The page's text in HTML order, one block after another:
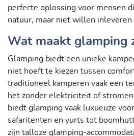
perfecte oplossing voor mensen
natuur, maar niet willen inleveren
Wat maakt glamping
Glamping biedt een unieke
niet hoeft te kiezen tussen
traditioneel kamperen vaak een
het zonder elektriciteit of
biedt glamping vaak luxueuze
safaritenten en yurts tot
zijn talloze glamping-